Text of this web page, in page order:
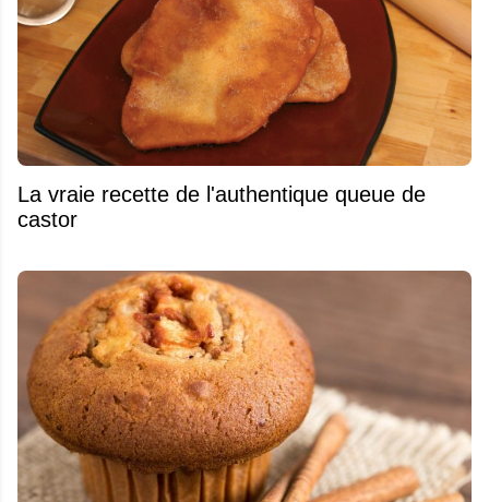
La vraie recette de l'authentique queue de
castor